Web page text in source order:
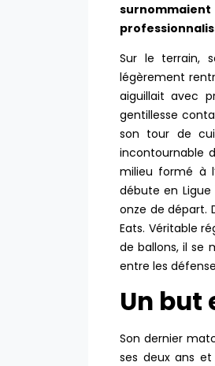
Sur le terrain,
légèrement
aiguillait avec
gentillesse
son tour de
incontournable
milieu formé à
débute en Ligue
onze de départ.
Eats. Véritable
de ballons, il se
entre les
Un but
Son dernier
ses deux ans